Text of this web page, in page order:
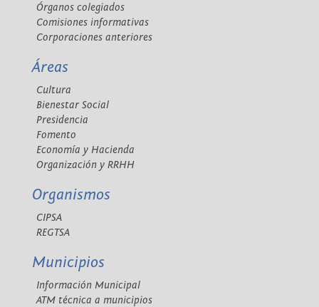
Órganos colegiados
Comisiones informativas
Corporaciones anteriores
Áreas
Cultura
Bienestar Social
Presidencia
Fomento
Economía y Hacienda
Organización y RRHH
Organismos
CIPSA
REGTSA
Municipios
Información Municipal
ATM técnica a municipios